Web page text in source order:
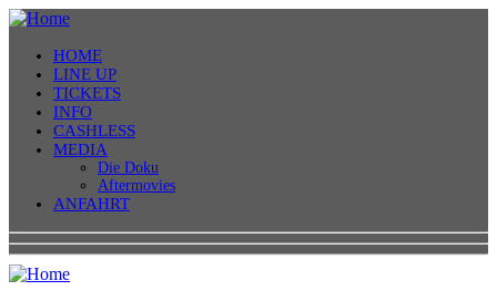
HOME
LINE UP
TICKETS
INFO
CASHLESS
MEDIA
Die Doku
Aftermovies
ANFAHRT